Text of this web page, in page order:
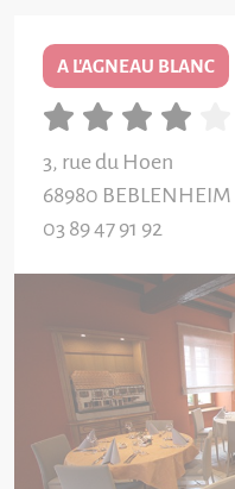
A L'AGNEAU BLANC
3, rue du Hoen
68980 BEBLENHEIM
03 89 47 91 92